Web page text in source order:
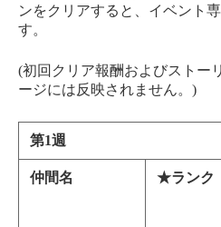
ンをクリアすると、イベント
す。
(初回クリア報酬およびストー
ージには反映されません。)
第1週
仲間名 ★ランク